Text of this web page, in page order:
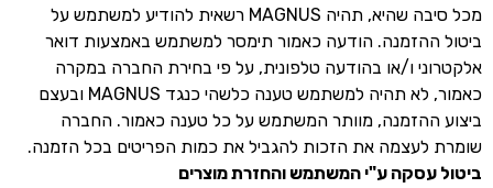
מכל סיבה שהיא, תהיה MAGNUS רשאית להודיע למשתמש על
ביטול ההזמנה. הודעה כאמור תימסר למשתמש באמצעות דואר
אלקטרוני ו/או בהודעה טלפונית, על פי בחירת החברה במקרה
כאמור, לא תהיה למשתמש טענה כלשהי כנגד MAGNUS ובעצם
ביצוע ההזמנה, מוותר המשתמש על כל טענה כאמור. החברה
שומרת לעצמה את הזכות להגביל את כמות הפריטים בכל הזמנה.
ביטול עסקה ע"י המשתמש והחזרת מוצרים